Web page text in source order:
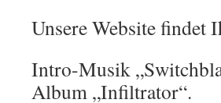
Unsere Website findet
Intro-Musik
Album „Infiltrator“.